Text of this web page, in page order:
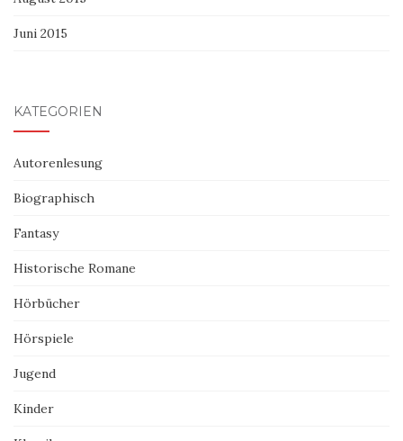
Juni 2015
KATEGORIEN
Autorenlesung
Biographisch
Fantasy
Historische Romane
Hörbücher
Hörspiele
Jugend
Kinder